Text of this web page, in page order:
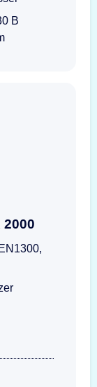
B
Wittkopp